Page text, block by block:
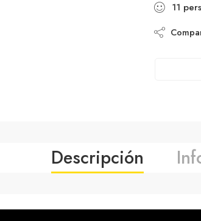
11
Descripción